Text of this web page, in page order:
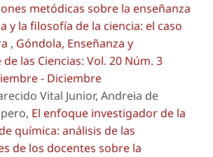
metódicas sobre la enseñanza
y la filosofía de la ciencia: el caso
, Góndola, Enseñanza y
las Ciencias: Vol. 20 Núm. 3
- Diciembre
Vital Junior, Andreia de
El enfoque investigador de la
química: análisis de las
de los docentes sobre la